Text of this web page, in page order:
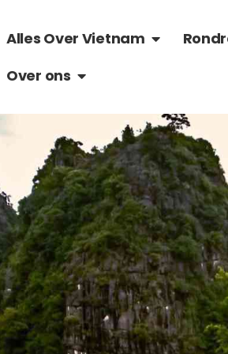
Alles Over Vietnam OPEN ALLES
Over ons